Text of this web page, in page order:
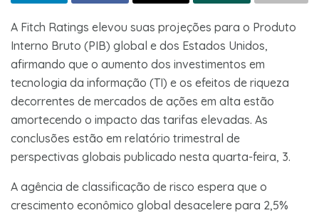
A Fitch Ratings elevou suas projeções para o Produto
Interno Bruto (PIB) global e dos Estados Unidos,
afirmando que o aumento dos investimentos em
tecnologia da informação (TI) e os efeitos de riqueza
decorrentes de mercados de ações em alta estão
amortecendo o impacto das tarifas elevadas. As
conclusões estão em relatório trimestral de
perspectivas globais publicado nesta quarta-feira, 3.
A agência de classificação de risco espera que o
crescimento econômico global desacelere para 2,5%